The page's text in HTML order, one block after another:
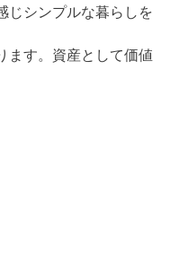
じシンプルな暮らしを
ます。資産として価値